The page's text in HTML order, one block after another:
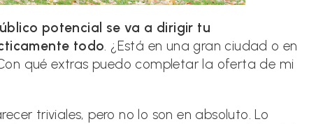
potencial se va a dirigir tu
todo. ¿Está en una gran ciudad o en
qué extras puedo completar la oferta de mi
triviales, pero no lo son en absoluto. Lo